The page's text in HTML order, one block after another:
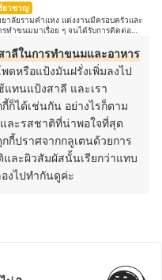
ยวชาญ
ลัยรามคำแหง แต่งงานมีครอบครัวและ
ทำขนมมาเรื่อย ๆ จนได้รับการติดต่อ
องร้าน ตั้งแต่ปี 2018 เป็นเวลาสามปี และ
Pirona (50 Top Italy Pasticcerie
ไปชิมขนมในที่ต่าง ๆ จนกระทั่งมาจับปลาย
และได้ฝึกพัฒนาฝีมือจนกระทั่งได้เข้า
ก่ติดอันดับ Top 10 ของประเทศอิตาลีและ
าลีในการทำขนมและอาหาร
ดหรือแป้งมันฝรั่งเพิ่มลงไป
ทนแป้งสาลี และเรา
ก็ได้เช่นกัน อย่างไรก็ตาม
ละรสชาติที่น่าพอใจที่สุด
กี้ปราศจากกลูเตนด้วยการ
ละผิวสัมผัสนั้นเรียกว่าแทบ
งไปทำกันดูค่ะ